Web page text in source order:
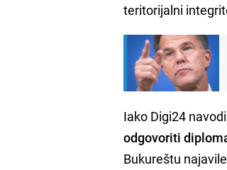
teritorijalni
Iako Digi24
odgovoriti
Bukureštu